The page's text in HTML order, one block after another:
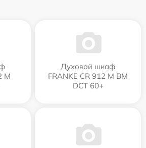
M
Духовой шкаф
FRANKE CR 912 M BM
DCT 60+